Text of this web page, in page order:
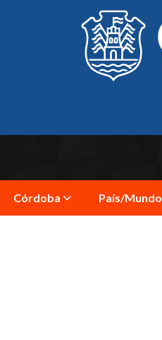
Córdoba País/Mundo